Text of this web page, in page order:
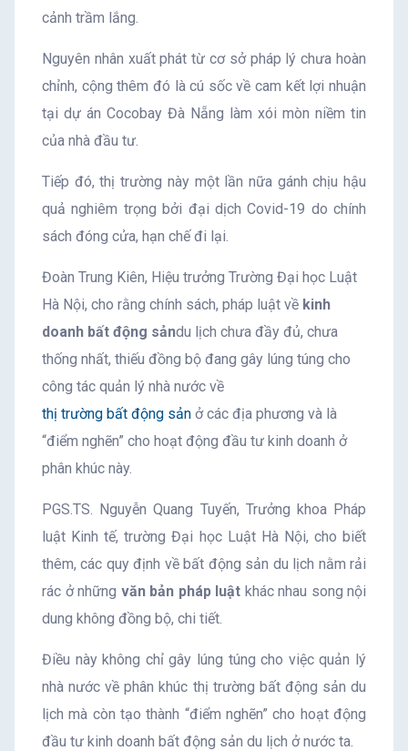
cảnh trầm lắng.
Nguyên nhân xuất phát từ cơ sở pháp lý chưa hoàn
chỉnh, cộng thêm đó là cú sốc về cam kết lợi nhuận
tại dự án Cocobay Đà Nẵng làm xói mòn niềm tin
của nhà đầu tư.
Tiếp đó, thị trường này một lần nữa gánh chịu hậu
quả nghiêm trọng bởi đại dịch Covid-19 do chính
sách đóng cửa, hạn chế đi lại.
Đoàn Trung Kiên, Hiệu trưởng Trường Đại học Luật
Hà Nội, cho rằng chính sách, pháp luật về kinh
doanh bất động sảndu lịch chưa đầy đủ, chưa
thống nhất, thiếu đồng bộ đang gây lúng túng cho
công tác quản lý nhà nước về
thị trường bất động sản ở các địa phương và là
“điểm nghẽn” cho hoạt động đầu tư kinh doanh ở
phân khúc này.
PGS.TS. Nguyễn Quang Tuyến, Trưởng khoa Pháp
luật Kinh tế, trường Đại học Luật Hà Nội, cho biết
thêm, các quy định về bất động sản du lịch nằm rải
rác ở những văn bản pháp luật khác nhau song nội
dung không đồng bộ, chi tiết.
Điều này không chỉ gây lúng túng cho việc quản lý
nhà nước về phân khúc thị trường bất động sản du
lịch mà còn tạo thành “điểm nghẽn” cho hoạt động
đầu tư kinh doanh bất động sản du lịch ở nước ta.